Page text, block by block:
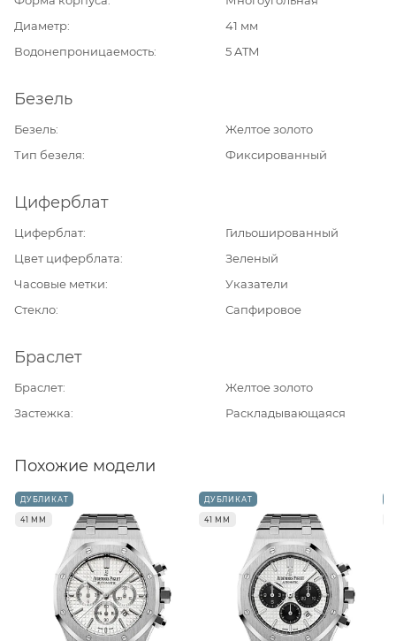
Диаметр
41 мм
Водонепроницаемость
5 ATM
Безель
Безель
Желтое золото
Тип безеля
Фиксированный
Циферблат
Циферблат
Гильошированный
Цвет циферблата
Зеленый
Часовые метки
Указатели
Стекло
Сапфировое
Браслет
Браслет
Желтое золото
Застежка
Раскладывающаяся
Похожие модели
ДУБЛИКАТ
41 ММ
ДУБЛИКАТ
41 ММ